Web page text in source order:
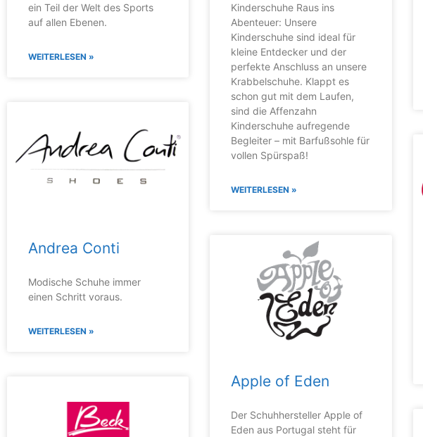
ein Teil der Welt des Sports
auf allen Ebenen.
WEITERLESEN »
Kinderschuhe Raus ins
Abenteuer: Unsere
Kinderschuhe sind ideal für
kleine Entdecker und der
perfekte Anschluss an unsere
Krabbelschuhe. Klappt es
schon gut mit dem Laufen,
sind die Affenzahn
Kinderschuhe aufregende
Begleiter – mit Barfußsohle für
vollen Spürspaß!
WEITERLESEN »
Andrea Conti
Modische Schuhe immer
einen Schritt voraus.
WEITERLESEN »
Apple of Eden
Der Schuhhersteller Apple of
Eden aus Portugal steht für